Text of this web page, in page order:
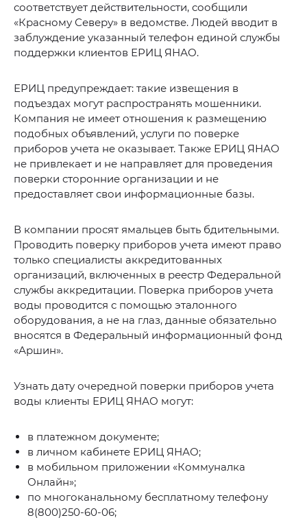
соответствует действительности, сообщили
«Красному Северу» в ведомстве. Людей вводит в
заблуждение указанный телефон единой службы
поддержки клиентов ЕРИЦ ЯНАО.
ЕРИЦ предупреждает: такие извещения в
подъездах могут распространять мошенники.
Компания не имеет отношения к размещению
подобных объявлений, услуги по поверке
приборов учета не оказывает. Также ЕРИЦ ЯНАО
не привлекает и не направляет для проведения
поверки сторонние организации и не
предоставляет свои информационные базы.
В компании просят ямальцев быть бдительными.
Проводить поверку приборов учета имеют право
только специалисты аккредитованных
организаций, включенных в реестр Федеральной
службы аккредитации. Поверка приборов учета
воды проводится с помощью эталонного
оборудования, а не на глаз, данные обязательно
вносятся в Федеральный информационный фонд
«Аршин».
Узнать дату очередной поверки приборов учета
воды клиенты ЕРИЦ ЯНАО могут:
в платежном документе;
в личном кабинете ЕРИЦ ЯНАО;
в мобильном приложении «Коммуналка
Онлайн»;
по многоканальному бесплатному телефону
8(800)250-60-06;